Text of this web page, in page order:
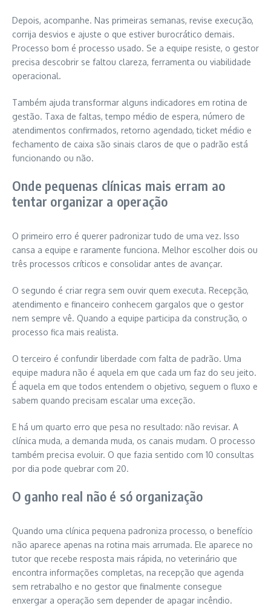
Depois, acompanhe. Nas primeiras semanas, revise execução,
corrija desvios e ajuste o que estiver burocrático demais.
Processo bom é processo usado. Se a equipe resiste, o gestor
precisa descobrir se faltou clareza, ferramenta ou viabilidade
operacional.
Também ajuda transformar alguns indicadores em rotina de
gestão. Taxa de faltas, tempo médio de espera, número de
atendimentos confirmados, retorno agendado, ticket médio e
fechamento de caixa são sinais claros de que o padrão está
funcionando ou não.
Onde pequenas clínicas mais erram ao
tentar organizar a operação
O primeiro erro é querer padronizar tudo de uma vez. Isso
cansa a equipe e raramente funciona. Melhor escolher dois ou
três processos críticos e consolidar antes de avançar.
O segundo é criar regra sem ouvir quem executa. Recepção,
atendimento e financeiro conhecem gargalos que o gestor
nem sempre vê. Quando a equipe participa da construção, o
processo fica mais realista.
O terceiro é confundir liberdade com falta de padrão. Uma
equipe madura não é aquela em que cada um faz do seu jeito.
É aquela em que todos entendem o objetivo, seguem o fluxo e
sabem quando precisam escalar uma exceção.
E há um quarto erro que pesa no resultado: não revisar. A
clínica muda, a demanda muda, os canais mudam. O processo
também precisa evoluir. O que fazia sentido com 10 consultas
por dia pode quebrar com 20.
O ganho real não é só organização
Quando uma clínica pequena padroniza processo, o benefício
não aparece apenas na rotina mais arrumada. Ele aparece no
tutor que recebe resposta mais rápida, no veterinário que
encontra informações completas, na recepção que agenda
sem retrabalho e no gestor que finalmente consegue
enxergar a operação sem depender de apagar incêndio.